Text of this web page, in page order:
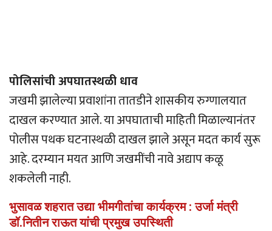
पोलिसांची अपघातस्थळी धाव
जखमी झालेल्या प्रवाशांना तातडीने शासकीय रुग्णालयात
दाखल करण्यात आले. या अपघाताची माहिती मिळाल्यानंतर
पोलीस पथक घटनास्थळी दाखल झाले असून मदत कार्य सुरू
आहे. दरम्यान मयत आणि जखमींची नावे अद्याप कळू
शकलेली नाही.
भुसावळ शहरात उद्या भीमगीतांचा कार्यक्रम : उर्जा मंत्री
डॉ.नितीन राऊत यांची प्रमुख उपस्थिती